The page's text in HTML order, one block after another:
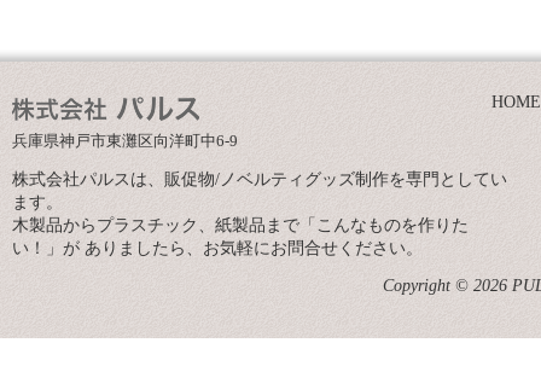
兵庫県神戸市東灘区向洋町中6-9
HOME
株式会社パルスは、販促物/ノベルティグッズ制作を専門としてい
ます。
木製品からプラスチック、紙製品まで「こんなものを作りた
い！」が ありましたら、お気軽にお問合せください。
Copyright © 2026